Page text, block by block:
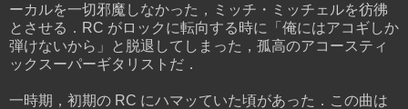
ーカルを一切邪魔しなかった，ミッチ・ミッチェルを彷彿
とさせる．RC がロックに転向する時に「俺にはアコギしか
弾けないから」と脱退してしまった，孤高のアコースティ
ックスーパーギタリストだ．
一時期，初期の RC にハマッていた頃があった．この曲は